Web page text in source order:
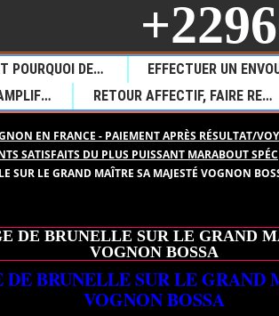
COMMENT ET POURQUOI DEMANDER UNE VOYANCE CHEZ LE JEUNE MARABOUT SEDONOU GUETA PAUL?
LE SORTILEGE POUR AMPLIFIER LE DESIR
RETOUR AFFECTIF, FAIRE REVENIR VOTRE AMOUR PERDU
EN FRANCE - PAIEMENT APRÈS RÉSULTAT/
SATISFAITS DU PLUS PUISSANT MARABOUT SPÉC
SUR LE GRAND MAÎTRE SA MAJESTÉ VOGNON
DE BRUNELLE SUR LE GRAND
VOGNON BOSSA
BRUNELLE SUR LE GRAND
VOGNON BOSSA